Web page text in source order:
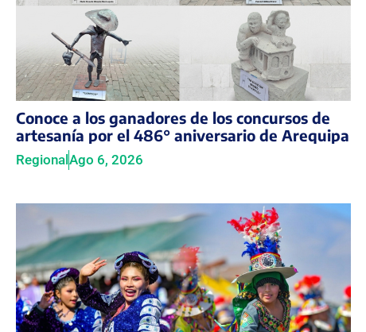
Conoce a los ganadores de los concursos de
artesanía por el 486° aniversario de Arequipa
RegionalAgo 6, 2026